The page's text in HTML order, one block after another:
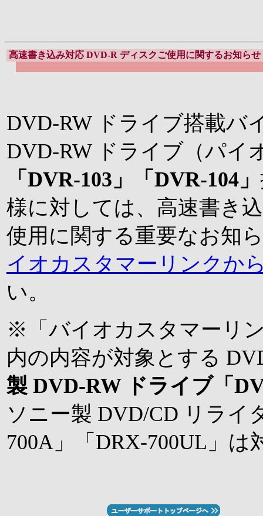
高速書き込み対応 DVD-R ディスクご使用に関するお知らせ
DVD-RW ドライブ搭載バ
DVD-RW ドライブ（パイ
「DVR-103」「DVR-104」
様に対しては、高速書き
使用に関する重要なお知
イオカスタマーリンクか
い。
※「バイオカスタマーリ
内の内容が対象とする
製 DVD-RW ドライブ「
ソニー製 DVD/CD リライ
700A」「DRX-700UL」